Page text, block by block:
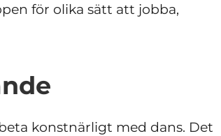
för olika sätt att jobba,
konstnärligt med dans. Det